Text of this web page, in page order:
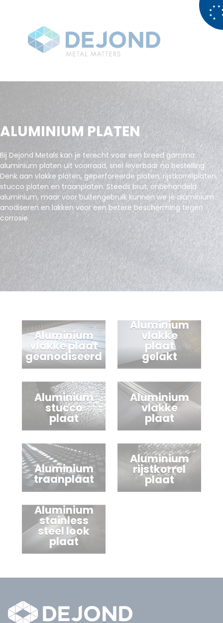
ALUMINIUM PLATEN
Bij Dejond Metals kan je terecht voor een breed gamma
aluminium platen uit voorraad, snel leverbaar na bestelling.
Denk aan vlakke platen, geperforeerde platen, rijstkorrelplaten,
stucco platen en traanplaten. Steeds brut, onbehandeld
aluminium, maar voor buitengebruik kunnen we je aluminium
anodiseren en lakken voor een betere bescherming tegen
corrosie.
Aluminium
vlakke plaat
geanodiseerd
Aluminium
vlakke
plaat
gelakt
Aluminium
stucco
plaat
Aluminium
vlakke
plaat
Aluminium
traanplaat
Aluminium
rijstkorrel
plaat
Aluminium
stainless
steel look
plaat